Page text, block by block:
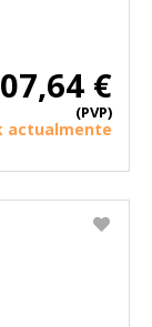
€
(PVP)
actualmente